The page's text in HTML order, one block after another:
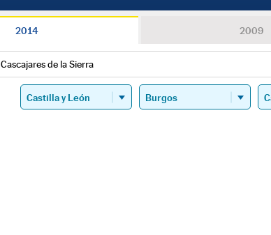
2014 2009
Cascajares de la Sierra